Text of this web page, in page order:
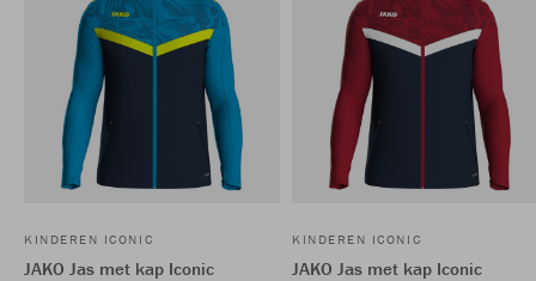
KINDEREN ICONIC
JAKO Jas met kap Iconic
KINDEREN ICONIC
JAKO Jas met kap Iconic